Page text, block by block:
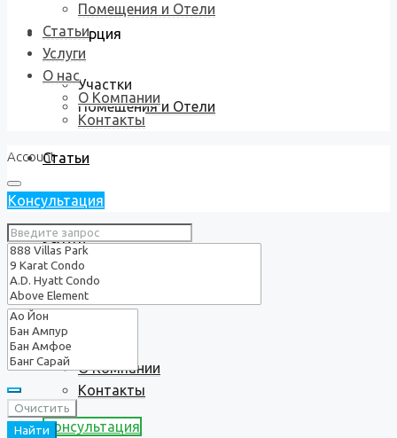
Коммерция
Участки
Помещения и Отели
Статьи
Услуги
О нас
О Компании
Контакты
Консультация
Помещения и Отели
Статьи
Услуги
О нас
О Компании
Контакты
Account
Консультация
Очистить
Найти